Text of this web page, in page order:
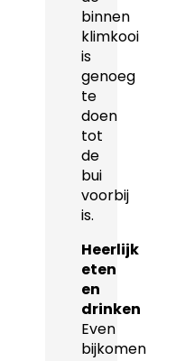
binnen
klimkooi
is
genoeg
te
doen
tot
de
bui
voorbij
is.
Heerlijk
eten
en
drinken
Even
bijkomen